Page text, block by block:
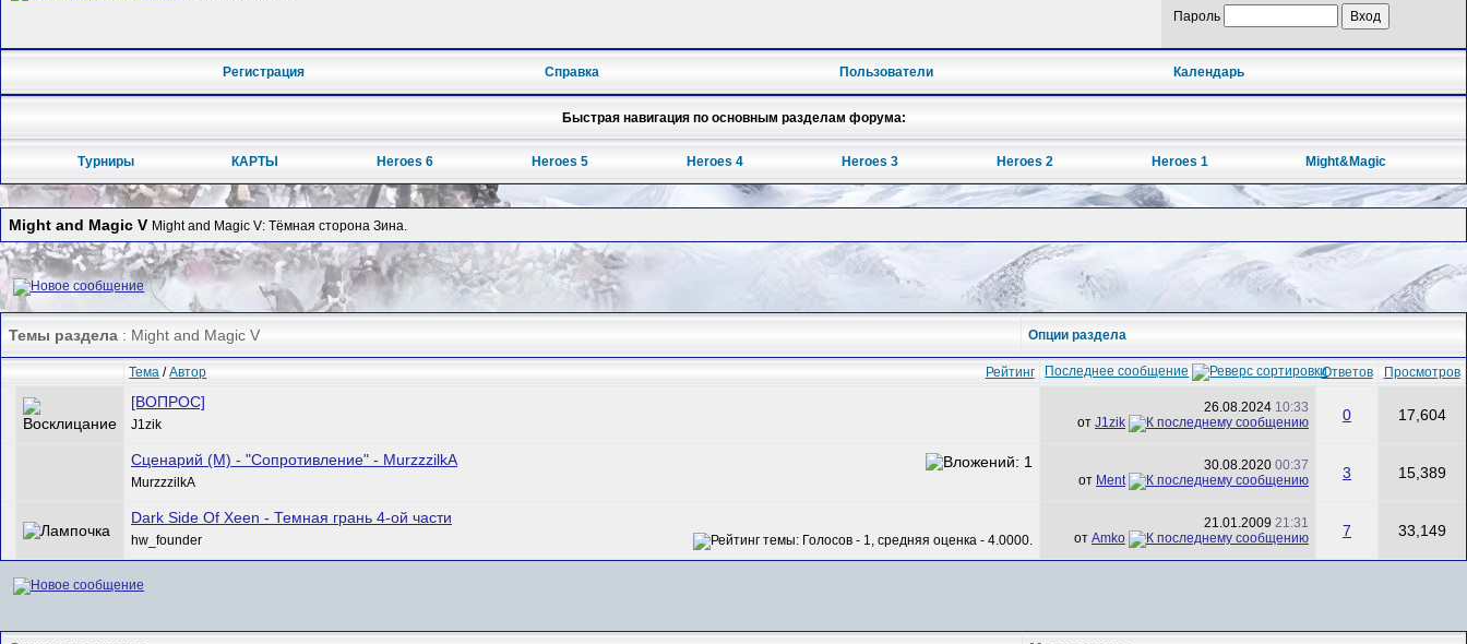
Пароль
Регистрация Справка Пользователи Календарь
Быстрая навигация по основным разделам форума:
Турниры КАРТЫ Heroes 6 Heroes 5 Heroes 4 Heroes 3 Heroes 2 Heroes 1 Might&Magic
Might and Magic V Might and Magic V: Тёмная сторона Зина.
Темы раздела : Might and Magic V Опции раздела
Рейтинг
Тема /Автор Последнее сообщение Ответов Просмотров
[ВОПРОС]
J1zik
26.08.2024 10:33
от J1zik 0 17,604
Сценарий (М) - "Сопротивление" - MurzzzilkA
MurzzzilkA
30.08.2020 00:37
от Ment 3 15,389
Dark Side Of Xeen - Темная грань 4-ой части
hw_founder
21.01.2009 21:31
от Amko 7 33,149